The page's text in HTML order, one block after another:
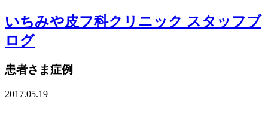
いちみや皮フ科クリニック スタッフブ
ログ
患者さま症例
2017.05.19